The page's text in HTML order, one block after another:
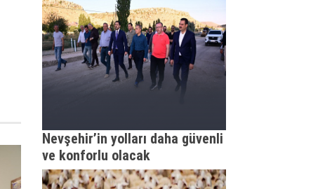
Nevşehir’in yolları daha güvenli
ve konforlu olacak